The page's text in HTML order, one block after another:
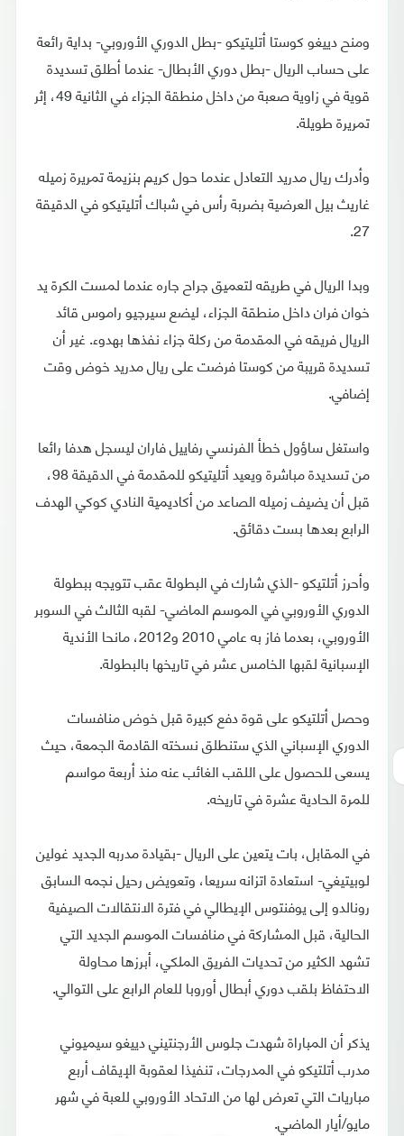
ومنح دييغو كوستا أتليتيكو -بطل الدوري الأوروبي- بداية رائعة
على حساب الريال -بطل دوري الأبطال- عندما أطلق تسديدة
قوية في زاوية صعبة من داخل منطقة الجزاء في الثانية 49، إثر
تمريرة طويلة.
وأدرك ريال مدريد التعادل عندما حول كريم بنزيمة تمريرة زميله
غاريث بيل العرضية بضربة رأس في شباك أتليتيكو في الدقيقة
27.
وبدا الريال في طريقه لتعميق جراح جاره عندما لمست الكرة يد
خوان فران داخل منطقة الجزاء، ليضع سيرجيو راموس قائد
الريال فريقه في المقدمة من ركلة جزاء نفذها بهدوء. غير أن
تسديدة قريبة من كوستا فرضت على ريال مدريد خوض وقت
إضافي.
واستغل ساؤول خطأ الفرنسي رفاييل فاران ليسجل هدفا رائعا
من تسديدة مباشرة ويعيد أتليتيكو للمقدمة في الدقيقة 98،
قبل أن يضيف زميله الصاعد من أكاديمية النادي كوكي الهدف
الرابع بعدها بست دقائق.
وأحرز أتلتيكو -الذي شارك في البطولة عقب تتويجه ببطولة
الدوري الأوروبي في الموسم الماضي- لقبه الثالث في السوبر
الأوروبي، بعدما فاز به عامي 2010 و2012، مانحا الأندية
الإسبانية لقبها الخامس عشر في تاريخها بالبطولة.
وحصل أتلتيكو على قوة دفع كبيرة قبل خوض منافسات
الدوري الإسباني الذي ستنطلق نسخته القادمة الجمعة، حيث
يسعى للحصول على اللقب الغائب عنه منذ أربعة مواسم
للمرة الحادية عشرة في تاريخه.
في المقابل، بات يتعين على الريال -بقيادة مدربه الجديد غولين
لوبيتيغي- استعادة اتزانه سريعا، وتعويض رحيل نجمه السابق
رونالدو إلى يوفنتوس الإيطالي في فترة الانتقالات الصيفية
الحالية، قبل المشاركة في منافسات الموسم الجديد التي
تشهد الكثير من تحديات الفريق الملكي، أبرزها محاولة
الاحتفاظ بلقب دوري أبطال أوروبا للعام الرابع على التوالي.
يذكر أن المباراة شهدت جلوس الأرجنتيني دييغو سيميوني
مدرب أتلتيكو في المدرجات، تنفيذا لعقوبة الإيقاف أربع
مباريات التي تعرض لها من الاتحاد الأوروبي للعبة في شهر
مايو/أيار الماضي.